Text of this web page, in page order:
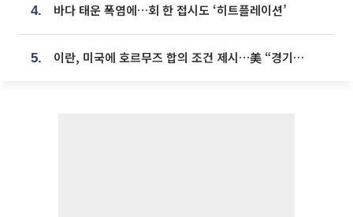
4. 바다 태운 폭염에…회 한 접시도 ‘히트플레이션’
5. 이란, 미국에 호르무즈 합의 조건 제시…美 “경기 아직 안 끝나” [종합]